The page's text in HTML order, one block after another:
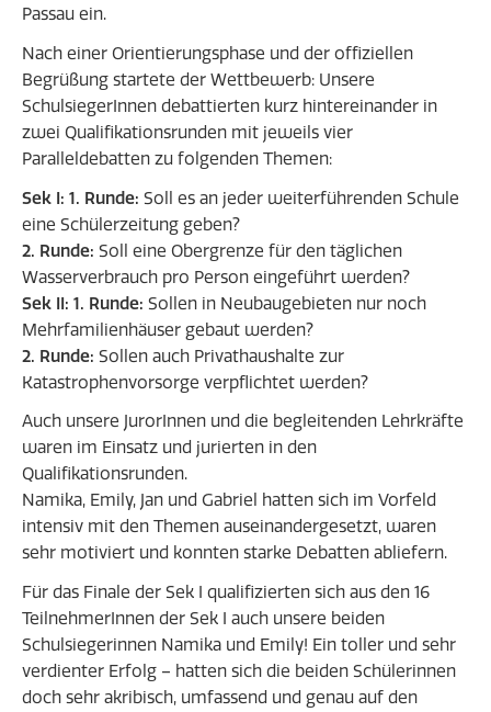
Passau ein.
Nach einer Orientierungsphase und der offiziellen
Begrüßung startete der Wettbewerb: Unsere
SchulsiegerInnen debattierten kurz hintereinander in
zwei Qualifikationsrunden mit jeweils vier
Paralleldebatten zu folgenden Themen:
Sek I: 1. Runde: Soll es an jeder weiterführenden Schule
eine Schülerzeitung geben?
2. Runde: Soll eine Obergrenze für den täglichen
Wasserverbrauch pro Person eingeführt werden?
Sek II: 1. Runde: Sollen in Neubaugebieten nur noch
Mehrfamilienhäuser gebaut werden?
2. Runde: Sollen auch Privathaushalte zur
Katastrophenvorsorge verpflichtet werden?
Auch unsere JurorInnen und die begleitenden Lehrkräfte
waren im Einsatz und jurierten in den
Qualifikationsrunden.
Namika, Emily, Jan und Gabriel hatten sich im Vorfeld
intensiv mit den Themen auseinandergesetzt, waren
sehr motiviert und konnten starke Debatten abliefern.
Für das Finale der Sek I qualifizierten sich aus den 16
TeilnehmerInnen der Sek I auch unsere beiden
Schulsiegerinnen Namika und Emily! Ein toller und sehr
verdienter Erfolg – hatten sich die beiden Schülerinnen
doch sehr akribisch, umfassend und genau auf den